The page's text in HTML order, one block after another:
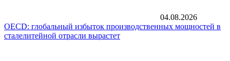
04.08.2026
OECD: глобальный избыток производственных мощностей в
сталелитейной отрасли вырастет